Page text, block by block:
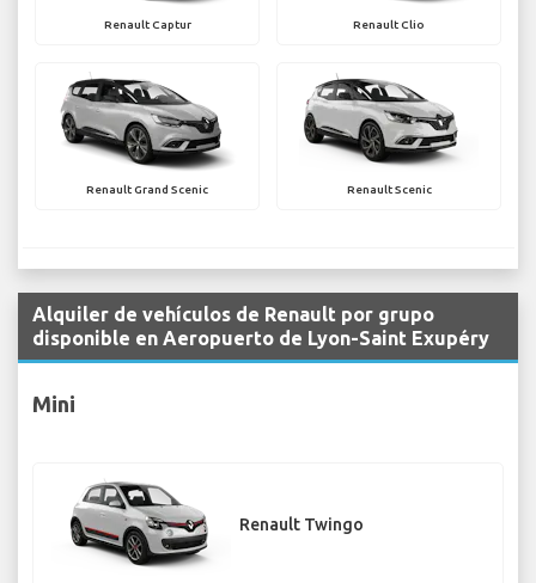
Renault Captur Renault Clio
Renault Grand Scenic Renault Scenic
Alquiler de vehículos de Renault por grupo
disponible en Aeropuerto de Lyon-Saint Exupéry
Mini
Renault Twingo